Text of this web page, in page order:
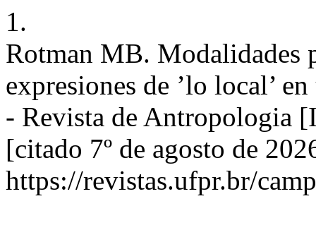
1.
Rotman MB. Modalidades
expresiones de ’lo local’
- Revista de Antropologia
[citado 7º de agosto de
https://revistas.ufpr.br/